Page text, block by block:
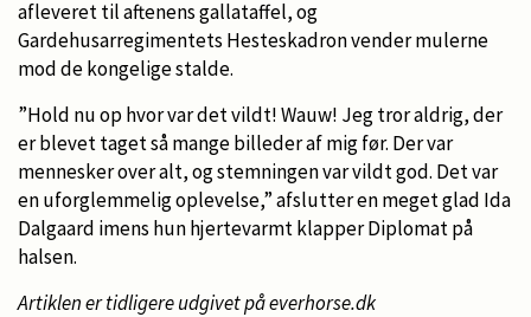
afleveret til aftenens gallataffel, og
Gardehusarregimentets Hesteskadron vender mulerne
mod de kongelige stalde.
”Hold nu op hvor var det vildt! Wauw! Jeg tror aldrig, der
er blevet taget så mange billeder af mig før. Der var
mennesker over alt, og stemningen var vildt god. Det var
en uforglemmelig oplevelse,” afslutter en meget glad Ida
Dalgaard imens hun hjertevarmt klapper Diplomat på
halsen.
Artiklen er tidligere udgivet på everhorse.dk